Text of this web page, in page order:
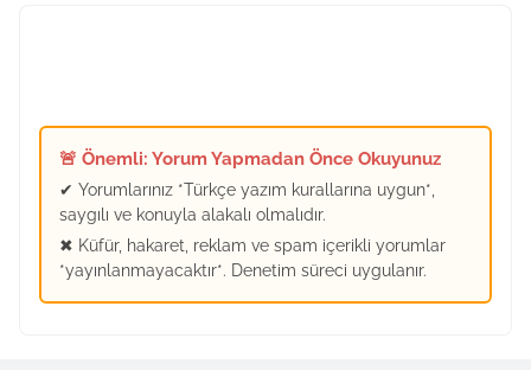
🚨 Önemli: Yorum Yapmadan Önce Okuyunuz
✔ Yorumlarınız *Türkçe yazım kurallarına uygun*,
saygılı ve konuyla alakalı olmalıdır.
✖ Küfür, hakaret, reklam ve spam içerikli yorumlar
*yayınlanmayacaktır*. Denetim süreci uygulanır.